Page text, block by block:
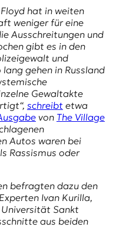
hat in weiten
weniger für eine
Ausschreitungen und
gibt es in den
und
gehen in Russland
Gewaltakte
schreibt etwa
von The Village
Autos waren bei
Rassismus oder
befragten dazu den
Ivan Kurilla,
Sankt
aus beiden